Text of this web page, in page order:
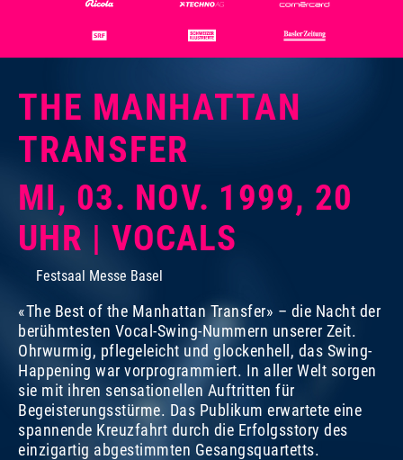
THE MANHATTAN
TRANSFER
MI, 03. NOV. 1999, 20
UHR | VOCALS
Festsaal Messe Basel
«The Best of the Manhattan Transfer» – die Nacht der
berühmtesten Vocal-Swing-Nummern unserer Zeit.
Ohrwurmig, pflegeleicht und glockenhell, das Swing-
Happening war vorprogrammiert. In aller Welt sorgen
sie mit ihren sensationellen Auftritten für
Begeisterungsstürme. Das Publikum erwartete eine
spannende Kreuzfahrt durch die Erfolgsstory des
einzigartig abgestimmten Gesangsquartetts.